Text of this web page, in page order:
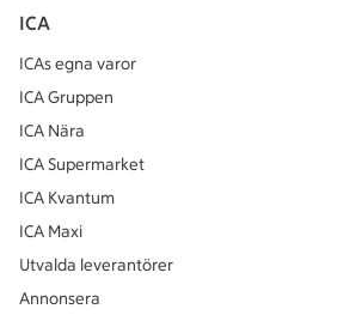
ICA
ICAs egna varor
ICA Gruppen
ICA Nära
ICA Supermarket
ICA Kvantum
ICA Maxi
Utvalda leverantörer
Annonsera